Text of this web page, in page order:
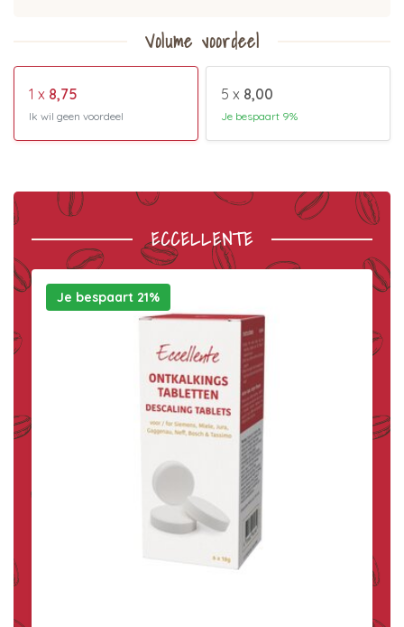
Volume voordeel
1 x 8,75
Ik wil geen voordeel
5 x 8,00
Je bespaart 9%
ECCELLENTE
Je bespaart 21%